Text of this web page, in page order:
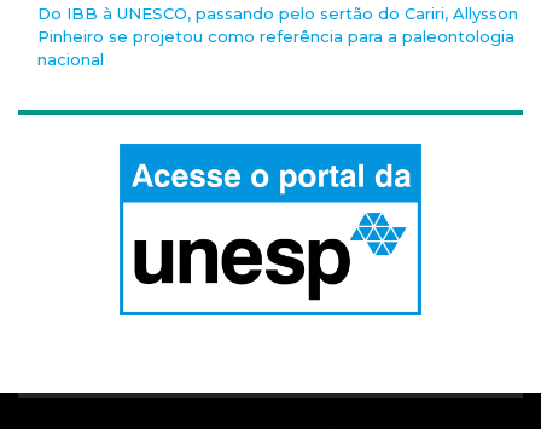
Do IBB à UNESCO, passando pelo sertão do Cariri, Allysson
Pinheiro se projetou como referência para a paleontologia
nacional